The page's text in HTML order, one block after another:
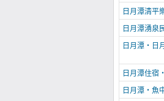
日月潭清平
日月潭湧泉
日月潭‧日
日月潭住宿
日月潭‧魚